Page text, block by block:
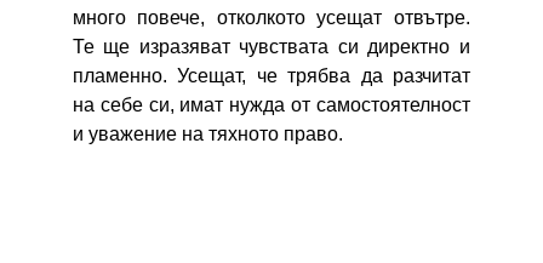
много повече, отколкото усещат отвътре.
Те ще изразяват чувствата си директно и
пламенно. Усещат, че трябва да разчитат
на себе си, имат нужда от самостоятелност
и уважение на тяхното право.